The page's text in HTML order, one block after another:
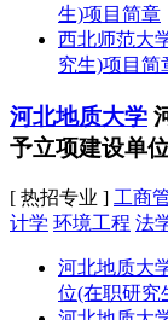
生)项目简章
西北师范大
究生)项目简
河北地质大学
予立项建设单
[ 热招专业 ] 工商
计学 环境工程 法
河北地质大
位(在职研究